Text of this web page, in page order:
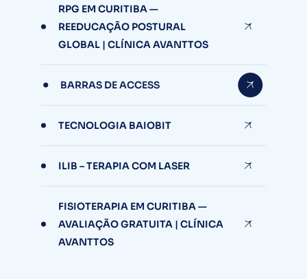
RPG EM CURITIBA —
REEDUCAÇÃO POSTURAL
GLOBAL | CLÍNICA AVANTTOS
BARRAS DE ACCESS
TECNOLOGIA BAIOBIT
ILIB – TERAPIA COM LASER
FISIOTERAPIA EM CURITIBA —
AVALIAÇÃO GRATUITA | CLÍNICA
AVANTTOS